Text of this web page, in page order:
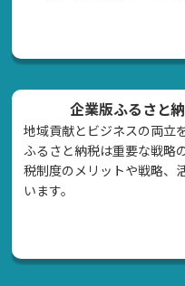
企業版ふるさと
地域貢献とビジネスの両立
ふるさと納税は重要な戦略
税制度のメリットや戦略、
います。